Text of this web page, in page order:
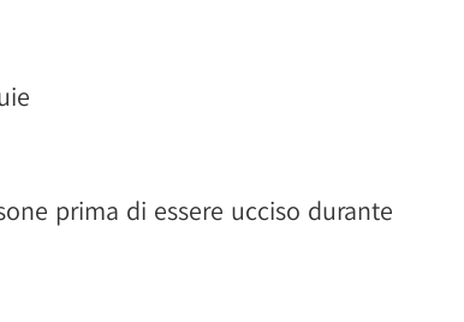
prima di essere ucciso durante